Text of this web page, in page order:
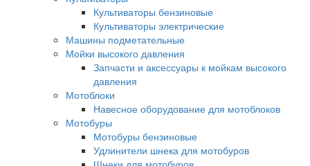
Культиваторы бензиновые
Культиваторы электрические
Машины подметательные
Мойки высокого давления
Запчасти и аксессуары к мойкам высокого
давления
Мотоблоки
Навесное оборудование для мотоблоков
Мотобуры
Мотобуры бензиновые
Удлинители шнека для мотобуров